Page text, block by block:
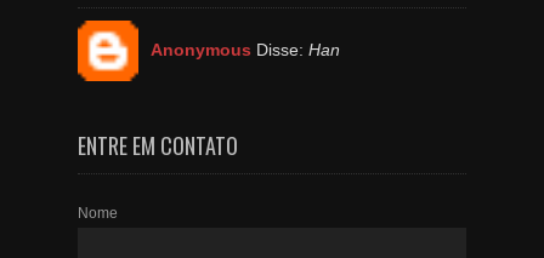
Anonymous Disse: Han
ENTRE EM CONTATO
Nome